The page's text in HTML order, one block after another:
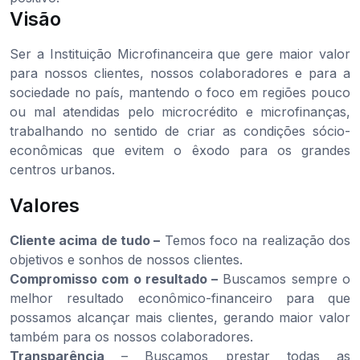
Visão
Ser a Instituição Microfinanceira que gere maior valor
para nossos clientes, nossos colaboradores e para a
sociedade no país, mantendo o foco em regiões pouco
ou mal atendidas pelo microcrédito e microfinanças,
trabalhando no sentido de criar as condições sócio-
econômicas que evitem o êxodo para os grandes
centros urbanos.
Valores
Cliente acima de tudo – Temos foco na realização dos
objetivos e sonhos de nossos clientes.
Compromisso com o resultado – Buscamos sempre o
melhor resultado econômico-financeiro para que
possamos alcançar mais clientes, gerando maior valor
também para os nossos colaboradores.
Transparência – Buscamos prestar todas as